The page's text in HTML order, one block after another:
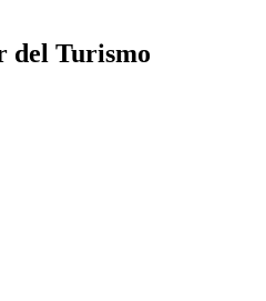
del Turismo